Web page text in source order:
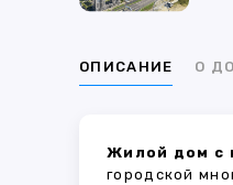
ОПИСАНИЕ О
Жилой дом с
городской